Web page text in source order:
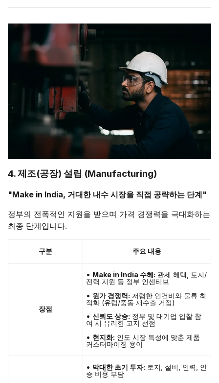
4. 제조(공장) 설립 (Manufacturing)
"Make in India, 거대한 내수 시장을 직접 공략하는 단계"
정부의 전폭적인 지원을 받으며 가격 경쟁력을 극대화하는
최종 단계입니다.
구분 주요 내용
장점
• Make in India 수혜: 관세 혜택, 토지/
전력 지원 등 정부 인센티브
• 원가 경쟁력: 저렴한 인건비와 물류 최
적화 (유럽/중동 재수출 거점)
• 신뢰도 상승: 정부 및 대기업 입찰 참
여 시 유리한 고지 선점
• 현지화: 인도 시장 특성에 맞춘 제품
커스터마이징 용이
• 막대한 초기 투자: 토지, 설비, 인력, 인
증 비용 부담